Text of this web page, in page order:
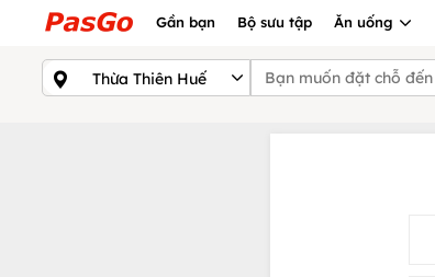
Gần bạn Bộ sưu tập Ăn uống